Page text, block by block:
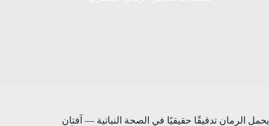
يحمل الرمان تدقيقًا حقيقيًا في الصحة النباتية — آفتان